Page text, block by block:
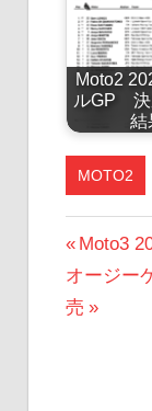
Moto2
ルGP 決
結
MOTO2
投
稿
前
の
投
Moto3
次
の
オージー
売